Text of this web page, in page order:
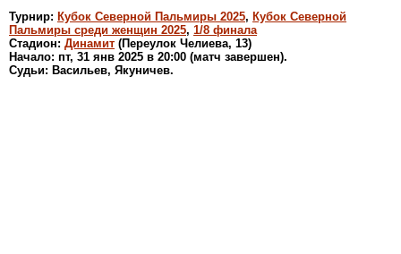
Турнир: Кубок Северной Пальмиры 2025, Кубок Северной
Пальмиры среди женщин 2025, 1/8 финала
Стадион: Динамит (Переулок Челиева, 13)
Начало: пт, 31 янв 2025 в 20:00 (матч завершен).
Судьи: Васильев, Якуничев.